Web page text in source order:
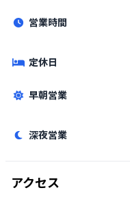
営業時間
定休日
早朝営業
深夜営業
アクセス